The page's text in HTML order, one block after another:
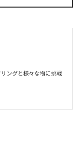
ングと様々な物に挑戦